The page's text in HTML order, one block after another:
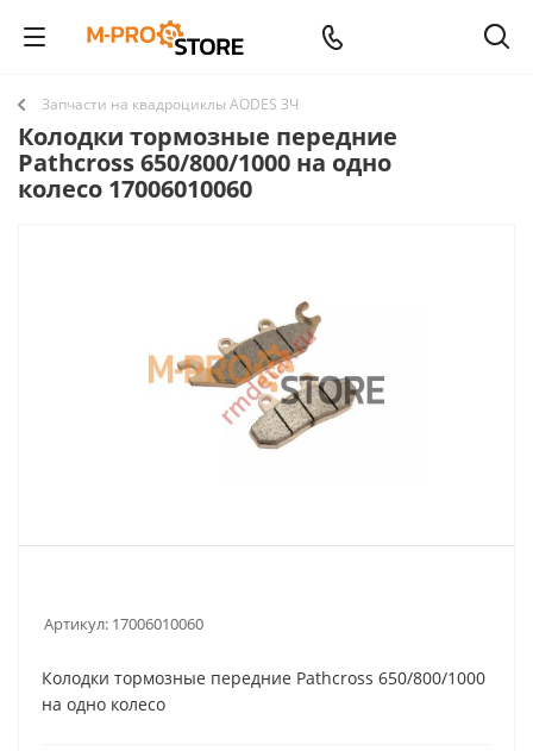
Запчасти на квадроциклы AODES ЗЧ
Колодки тормозные передние
Pathcross 650/800/1000 на одно
колесо 17006010060
Артикул: 17006010060
Колодки тормозные передние Pathcross 650/800/1000
на одно колесо